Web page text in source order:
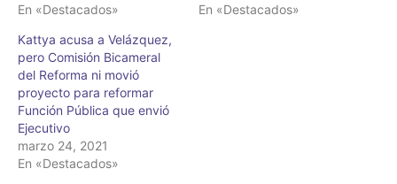
En «Destacados»
En «Destacados»
Kattya acusa a Velázquez,
pero Comisión Bicameral
del Reforma ni movió
proyecto para reformar
Función Pública que envió
Ejecutivo
marzo 24, 2021
En «Destacados»